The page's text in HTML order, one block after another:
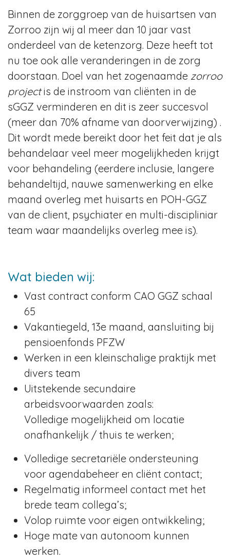
Binnen de zorggroep van de huisartsen van
Zorroo zijn wij al meer dan 10 jaar vast
onderdeel van de ketenzorg. Deze heeft tot
nu toe ook alle veranderingen in de zorg
doorstaan. Doel van het zogenaamde zorroo
projectis de instroom van cliënten in de
sGGZ verminderen en dit is zeer succesvol
(meer dan 70% afname van doorverwijzing) .
Dit wordt mede bereikt door het feit dat je als
behandelaar veel meer mogelijkheden krijgt
voor behandeling (eerdere inclusie, langere
behandeltijd, nauwe samenwerking en elke
maand overleg met huisarts en POH-GGZ
van de client, psychiater en multi-discipliniar
team waar maandelijks overleg mee is).
Wat bieden wij:
Vast contract conform CAO GGZ schaal
65
Vakantiegeld, 13e maand, aansluiting bij
pensioenfonds PFZW
Werken in een kleinschalige praktijk met
divers team
Uitstekende secundaire
arbeidsvoorwaarden zoals:
Volledige mogelijkheid om locatie
onafhankelijk / thuis te werken;
Volledige secretariële ondersteuning
voor agendabeheer en cliënt contact;
Regelmatig informeel contact met het
brede team collega’s;
Volop ruimte voor eigen ontwikkeling;
Hoge mate van autonoom kunnen
werken.